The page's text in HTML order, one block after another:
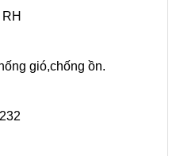
gió,chống ồn.